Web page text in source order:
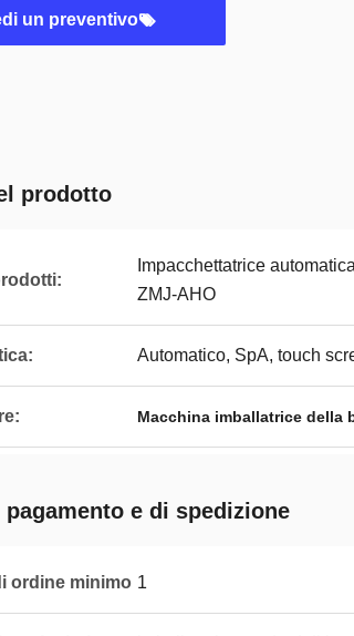
un preventivo
prodotto
Impacchettatrice
ZMJ-AHO
Automatico, SpA, touch
Macchina imballatrice della
e di spedizione
ordine minimo 1